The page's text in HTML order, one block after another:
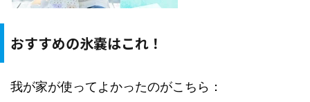
おすすめの氷嚢はこれ！
我が家が使ってよかったのがこちら：